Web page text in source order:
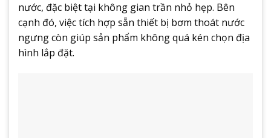
nước, đặc biệt tại không gian trần nhỏ hẹp. Bên
cạnh đó, việc tích hợp sẵn thiết bị bơm thoát nước
ngưng còn giúp sản phẩm không quá kén chọn địa
hình lắp đặt.